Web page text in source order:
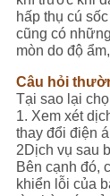
hấp thụ cú
cũng có
mòn do độ
Câu hỏi
Tại sao lại
1. Xem xét
thay đổi điện
2Dịch vụ sau
Bên cạnh đó,
khiển lỗi của